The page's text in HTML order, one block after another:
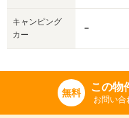
キャンピング
カー
－
無料 この物
お問い合